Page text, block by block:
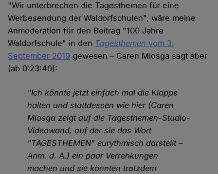
"Wir unterbrechen die Tagesthemen für eine
Werbesendung der Waldorfschulen", wäre meine
Anmoderation für den Beitrag "100 Jahre
Waldorfschule" in den Tagesthemen vom 3.
September 2019 gewesen – Caren Miosga sagt aber
(ab 0:23:40):
"Ich könnte jetzt einfach mal die Klappe
halten und stattdessen wie hier (Caren
Miosga zeigt auf die Tagesthemen-Studio-
Videowand, auf der sie das Wort
"TAGESTHEMEN" eurythmisch darstellt –
Anm. d. A.) ein paar Verrenkungen
machen und sie könnten trotzdem